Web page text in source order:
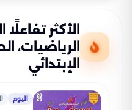
الأكثر
الإبتدائي
اليوم